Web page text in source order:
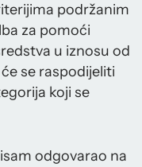
podržanim
za pomoći
u iznosu od
se raspodijeliti
koji se
odgovarao na